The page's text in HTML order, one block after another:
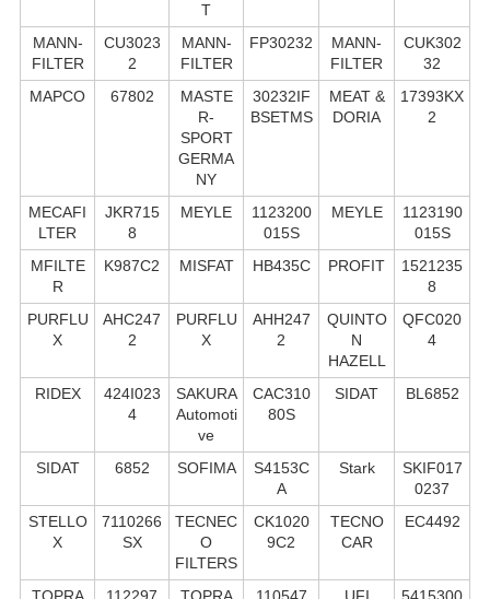
T
MANN-
FILTER
CU3023
2
MANN-
FILTER
FP30232
MANN-
FILTER
CUK302
32
MAPCO
67802
MASTE
R-
SPORT
GERMA
NY
30232IF
BSETMS
MEAT &
DORIA
17393KX
2
MECAFI
LTER
JKR715
8
MEYLE
1123200
015S
MEYLE
1123190
015S
MFILTE
R
K987C2 MISFAT HB435C PROFIT
1521235
8
PURFLU
X
AHC247
2
PURFLU
X
AHH247
2
QUINTO
N
HAZELL
QFC020
4
RIDEX
424I023
4
SAKURA
Automoti
ve
CAC310
80S
SIDAT BL6852
SIDAT 6852 SOFIMA
S4153C
A
Stark
SKIF017
0237
STELLO
X
7110266
SX
TECNEC
O
FILTERS
CK1020
9C2
TECNO
CAR
EC4492
TOPRA
112297
TOPRA
110547 UFI 5415300